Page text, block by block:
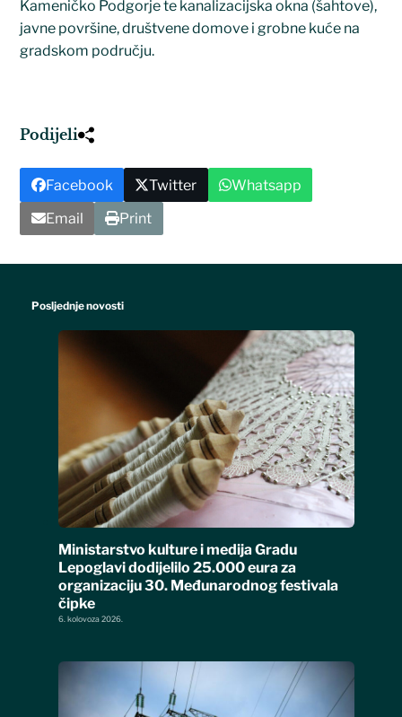
Kameničko Podgorje te kanalizacijska okna (šahtove),
javne površine, društvene domove i grobne kuće na
gradskom području.
Podijeli
Facebook Twitter
Whatsapp
Email
Print
Posljednje novosti
Ministarstvo kulture i medija Gradu
Lepoglavi dodijelilo 25.000 eura za
organizaciju 30. Međunarodnog festivala
čipke
6. kolovoza 2026.